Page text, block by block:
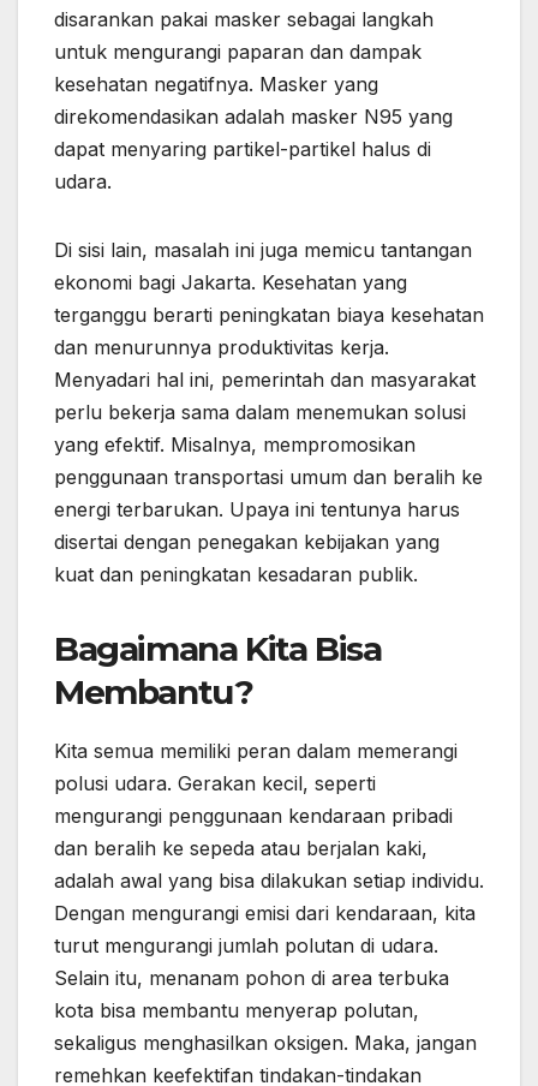
disarankan pakai masker sebagai langkah
untuk mengurangi paparan dan dampak
kesehatan negatifnya. Masker yang
direkomendasikan adalah masker N95 yang
dapat menyaring partikel-partikel halus di
udara.
Di sisi lain, masalah ini juga memicu tantangan
ekonomi bagi Jakarta. Kesehatan yang
terganggu berarti peningkatan biaya kesehatan
dan menurunnya produktivitas kerja.
Menyadari hal ini, pemerintah dan masyarakat
perlu bekerja sama dalam menemukan solusi
yang efektif. Misalnya, mempromosikan
penggunaan transportasi umum dan beralih ke
energi terbarukan. Upaya ini tentunya harus
disertai dengan penegakan kebijakan yang
kuat dan peningkatan kesadaran publik.
Bagaimana Kita Bisa
Membantu?
Kita semua memiliki peran dalam memerangi
polusi udara. Gerakan kecil, seperti
mengurangi penggunaan kendaraan pribadi
dan beralih ke sepeda atau berjalan kaki,
adalah awal yang bisa dilakukan setiap individu.
Dengan mengurangi emisi dari kendaraan, kita
turut mengurangi jumlah polutan di udara.
Selain itu, menanam pohon di area terbuka
kota bisa membantu menyerap polutan,
sekaligus menghasilkan oksigen. Maka, jangan
remehkan keefektifan tindakan-tindakan